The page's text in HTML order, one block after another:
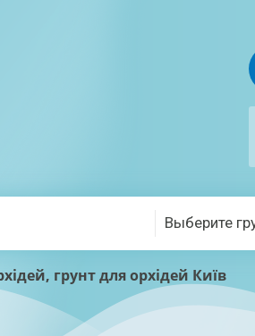
Выберите
грунт для орхідей Київ